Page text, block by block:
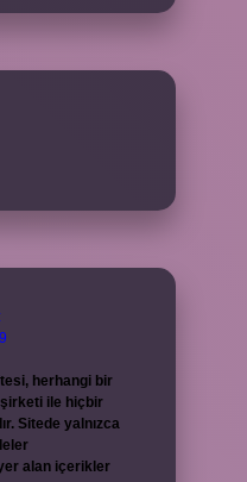
herhangi bir
ile hiçbir
Sitede yalnızca
alan içerikler